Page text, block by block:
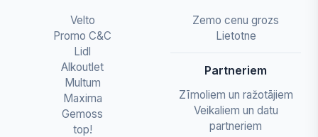
Velto
Promo C&C
Lidl
Alkoutlet
Multum
Maxima
Gemoss
top!
Zemo cenu grozs
Lietotne
Partneriem
Zīmoliem un ražotājiem
Veikaliem un datu
partneriem